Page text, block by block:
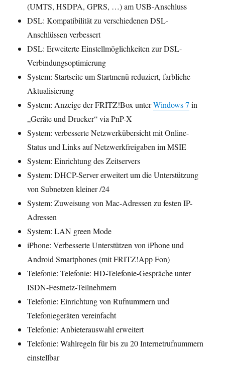
(UMTS, HSDPA, GPRS, …) am USB-Anschluss
DSL: Kompatibilität zu verschiedenen DSL-
Anschlüssen verbessert
DSL: Erweiterte Einstellmöglichkeiten zur DSL-
Verbindungsoptimierung
System: Startseite um Startmenü reduziert, farbliche
Aktualisierung
System: Anzeige der FRITZ!Box unterWindows 7 in
„Geräte und Drucker“ via PnP-X
System: verbesserte Netzwerkübersicht mit Online-
Status und Links auf Netzwerkfreigaben im MSIE
System: Einrichtung des Zeitservers
System: DHCP-Server erweitert um die Unterstützung
von Subnetzen kleiner /24
System: Zuweisung von Mac-Adressen zu festen IP-
Adressen
System: LAN green Mode
iPhone: Verbesserte Unterstützen von iPhone und
Android Smartphones (mit FRITZ!App Fon)
Telefonie: Telefonie: HD-Telefonie-Gespräche unter
ISDN-Festnetz-Teilnehmern
Telefonie: Einrichtung von Rufnummern und
Telefoniegeräten vereinfacht
Telefonie: Anbieterauswahl erweitert
Telefonie: Wahlregeln für bis zu 20 Internetrufnummern
einstellbar